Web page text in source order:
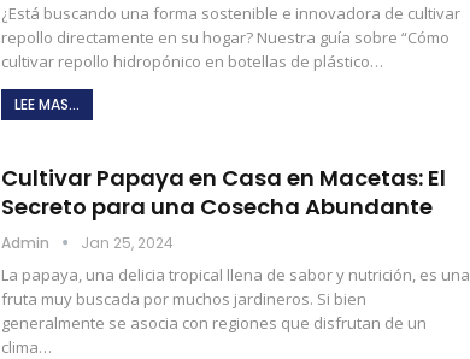
¿Está buscando una forma sostenible e innovadora de cultivar
repollo directamente en su hogar? Nuestra guía sobre “Cómo
cultivar repollo hidropónico en botellas de plástico…
LEE MAS...
Cultivar Papaya en Casa en Macetas: El
Secreto para una Cosecha Abundante
Admin Jan 25, 2024
La papaya, una delicia tropical llena de sabor y nutrición, es una
fruta muy buscada por muchos jardineros. Si bien
generalmente se asocia con regiones que disfrutan de un
clima…